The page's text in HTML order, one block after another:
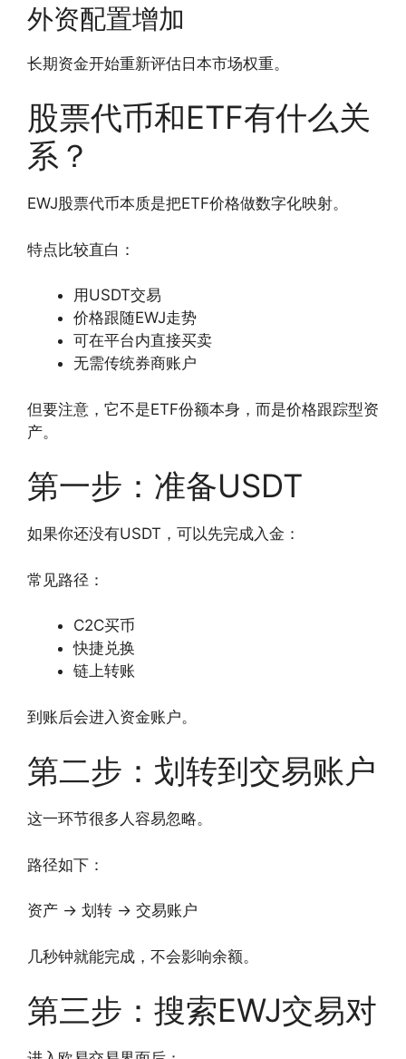
外资配置增加
长期资金开始重新评估日本市场权重。
股票代币和ETF有什么关
系？
EWJ股票代币本质是把ETF价格做数字化映射。
特点比较直白：
用USDT交易
价格跟随EWJ走势
可在平台内直接买卖
无需传统券商账户
但要注意，它不是ETF份额本身，而是价格跟踪型资
产。
第一步：准备USDT
如果你还没有USDT，可以先完成入金：
常见路径：
C2C买币
快捷兑换
链上转账
到账后会进入资金账户。
第二步：划转到交易账户
这一环节很多人容易忽略。
路径如下：
资产 → 划转 → 交易账户
几秒钟就能完成，不会影响余额。
第三步：搜索EWJ交易对